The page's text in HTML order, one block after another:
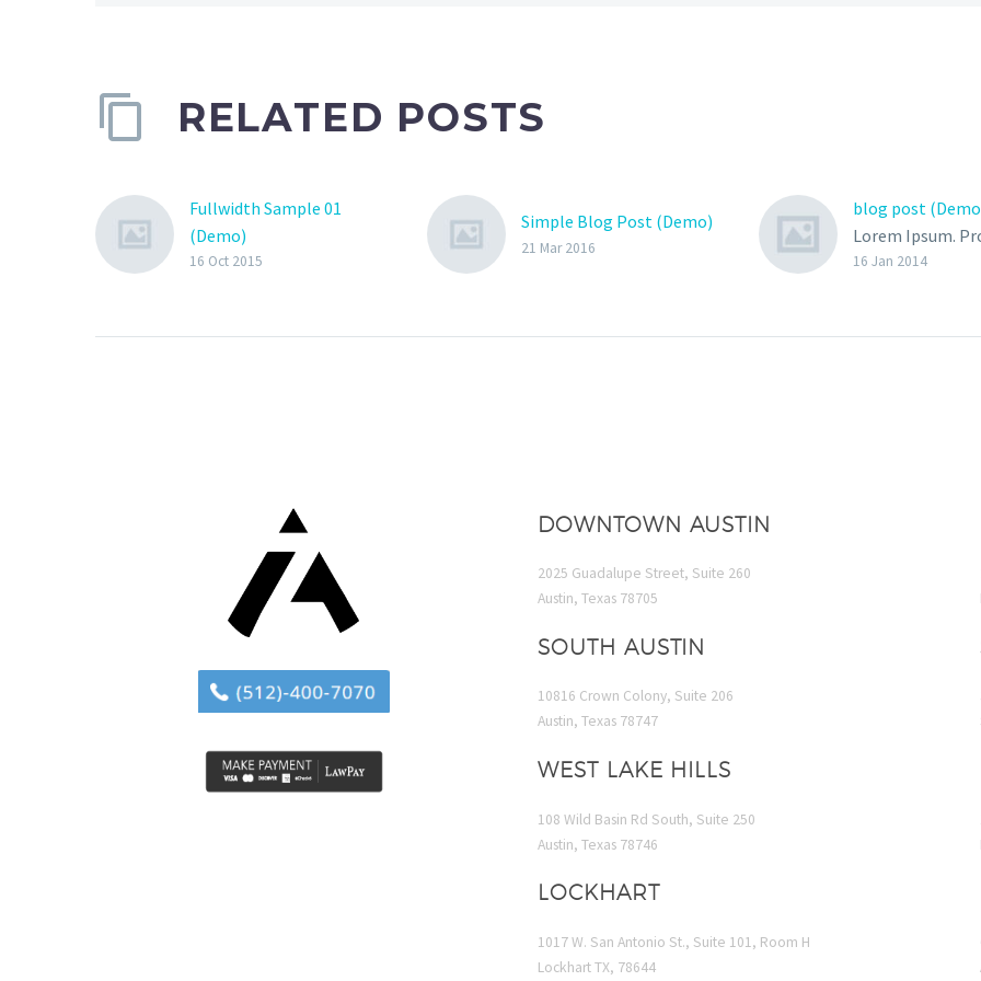
RELATED POSTS
Fullwidth Sample 01
(Demo)
16 Oct 2015
Simple Blog Post (Demo)
21 Mar 2016
blog post
Lorem Ipsum.
gravida nibh vel
bibendum
Nam nec tellus
tincidunt auctor
odio. Sed non
16 Jan 2014
DOWNTOWN AUSTIN
2025 Guadalupe Street, Suite 260
Austin, Texas 78705
SOUTH AUSTIN
10816 Crown Colony, Suite 206
Austin, Texas 78747
WEST LAKE HILLS
108 Wild Basin Rd South, Suite 250
Austin, Texas 78746
LOCKHART
1017 W. San Antonio St., Suite 101, Room H
Lockhart TX, 78644